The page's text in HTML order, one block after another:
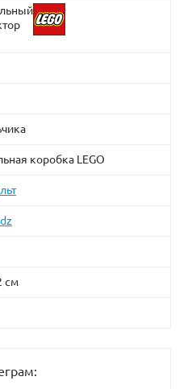
коробка LEGO
см